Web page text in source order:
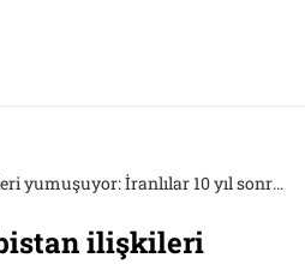
İran-Suudi Arabistan ilişkileri yumuşuyor: İranlılar 10 yıl sonra umreye gidiyor
ilişkileri